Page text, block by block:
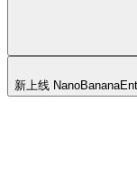
新上线